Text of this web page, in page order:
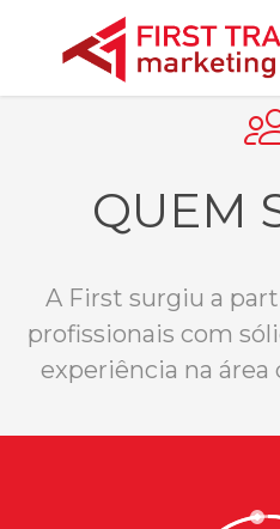
QUEM
A First surgiu a
profissionais com
experiência na